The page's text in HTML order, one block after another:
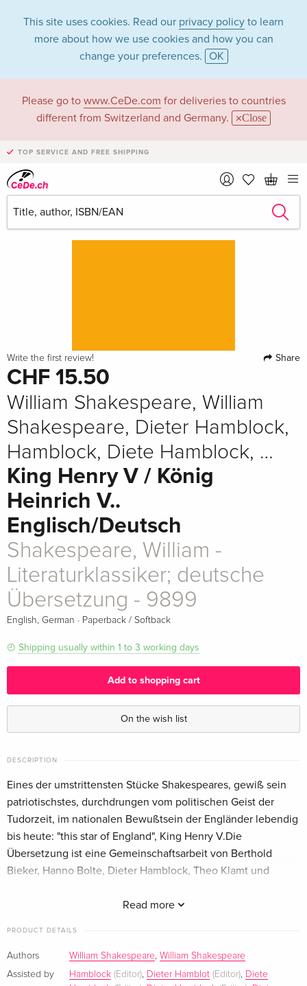
This site uses cookies. Read our privacy policy to learn
more about how we use cookies and how you can
change your preferences. OK
Please go to www.CeDe.com for deliveries to countries
different from Switzerland and Germany.
Close
TOP SERVICE AND FREE SHIPPING
Write the first review! Share
CHF 15.50
William Shakespeare, William
Shakespeare, Dieter Hamblock,
Hamblock, Diete Hamblock, …
King Henry V / König
Heinrich V..
Englisch/Deutsch
Shakespeare, William -
Literaturklassiker; deutsche
Übersetzung - 9899
English, German · Paperback / Softback
Shipping usually within 1 to 3 working days
Add to shopping cart
On the wish list
DESCRIPTION
Read more
Eines der umstrittensten Stücke Shakespeares, gewiß sein
patriotischstes, durchdrungen vom politischen Geist der
Tudorzeit, im nationalen Bewußtsein der Engländer lebendig
bis heute: "this star of England", King Henry V.Die
Übersetzung ist eine Gemeinschaftsarbeit von Berthold
Bieker, Hanno Bolte, Dieter Hamblock, Theo Klamt und
Dichter und Dramatiker der Weltgeschichte. Er verfasste
zahlreiche Dramen, Tragödien, Komödien und Gedichte, mit
PRODUCT DETAILS
Authors William Shakespeare, William Shakespeare
Assisted by
Hamblock (Editor), Dieter Hamblot (Editor), Diete